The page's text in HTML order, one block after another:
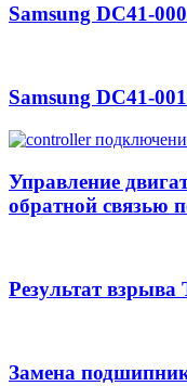
Samsung DC41-
Samsung DC41-
Управление
обратной связью
Результат
Замена